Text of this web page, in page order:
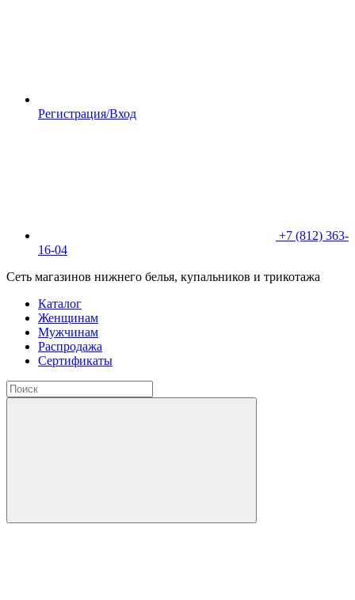
Регистрация/Вход
+7 (812) 363-
16-04
Сеть магазинов нижнего белья, купальников и трикотажа
Каталог
Женщинам
Мужчинам
Распродажа
Сертификаты